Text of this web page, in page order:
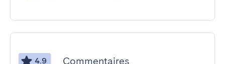
4.9 Commentaires